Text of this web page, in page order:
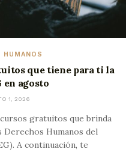
HUMANOS
que tiene para ti la
en agosto
1, 2026
gratuitos que brinda
Derechos Humanos del
A continuación, te